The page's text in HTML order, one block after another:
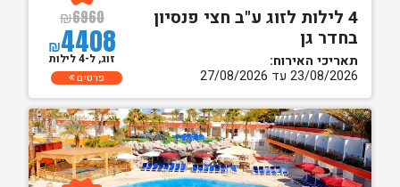
4 לילות לזוג ע"ב חצי פנסיון
בחדר גן
תאריכי האירוח:
23/08/2026 עד 27/08/2026
₪6960
₪4408
זוג, ל-4 לילות
פרטים